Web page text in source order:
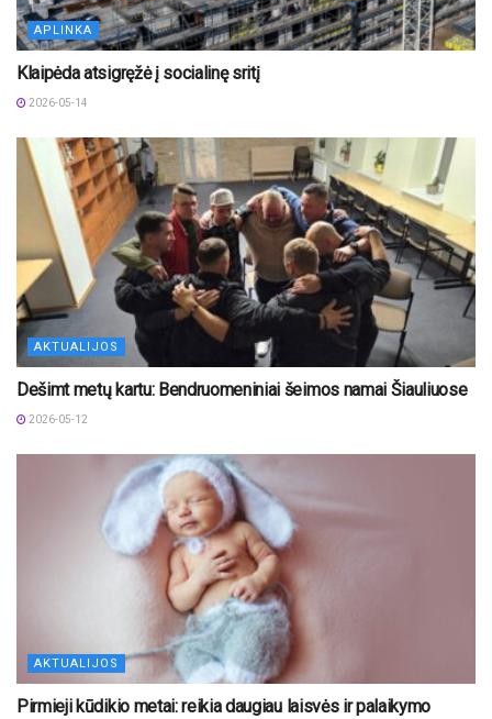
APLINKA
Klaipėda atsigręžė į socialinę sritį
2026-05-14
AKTUALIJOS
Dešimt metų kartu: Bendruomeniniai šeimos namai Šiauliuose
2026-05-12
AKTUALIJOS
Pirmieji kūdikio metai: reikia daugiau laisvės ir palaikymo